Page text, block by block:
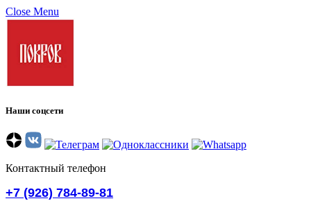
Close Menu
Наши соцсети
Контактный телефон
+7 (926) 784-89-81